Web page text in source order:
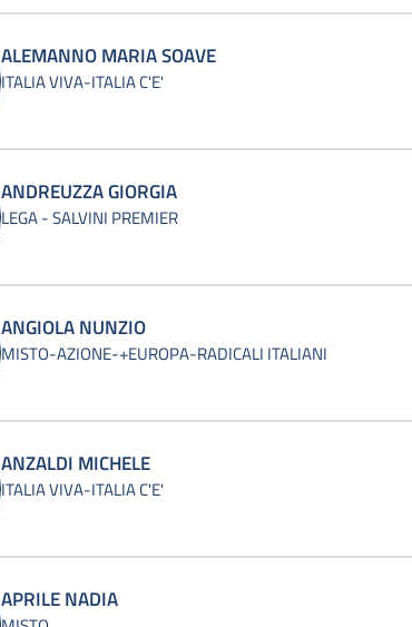
ALEMANNO MARIA SOAVE
ITALIA VIVA-ITALIA C'E'
ANDREUZZA GIORGIA
LEGA - SALVINI PREMIER
ANGIOLA NUNZIO
MISTO-AZIONE-+EUROPA-RADICALI ITALIANI
ANZALDI MICHELE
ITALIA VIVA-ITALIA C'E'
APRILE NADIA